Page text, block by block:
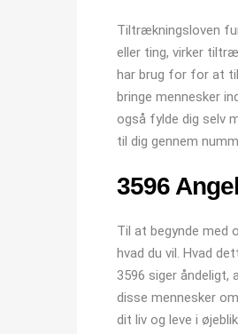
Tiltrækningsloven
eller ting, virker
har brug for for at
bringe mennesker
også fylde dig selv
til dig gennem
3596
Til at begynde med
hvad du vil. Hvad
3596 siger åndeligt,
disse mennesker
dit liv og leve i